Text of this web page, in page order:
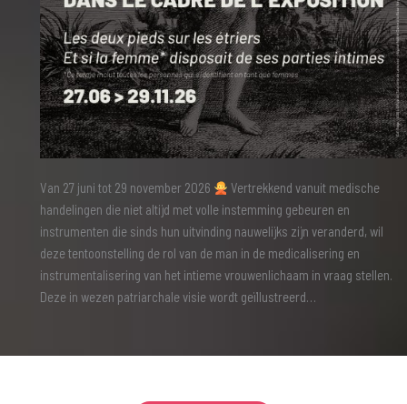
Van 27 juni tot 29 november 2026
Vertrekkend vanuit medische
handelingen die niet altijd met volle instemming gebeuren en
instrumenten die sinds hun uitvinding nauwelijks zijn veranderd, wil
deze tentoonstelling de rol van de man in de medicalisering en
instrumentalisering van het intieme vrouwenlichaam in vraag stellen.
Deze in wezen patriarchale visie wordt geïllustreerd…